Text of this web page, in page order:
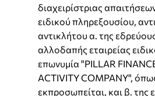
διαχειρίστριας
ειδικού πληρεξουσίου,
αντικλήτου α. της
αλλοδαπής εταιρείας
επωνυμία "PILLAR
ACTIVITY COMPANY",
εκπροσωπείται, και β. της